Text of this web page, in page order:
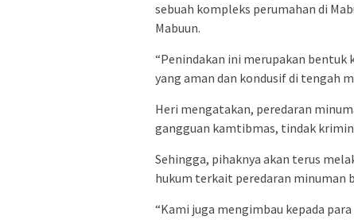
sebuah kompleks perumahan di
Mabuun.
“Penindakan ini merupakan
yang aman dan kondusif di tengah
Heri mengatakan, peredaran
gangguan kamtibmas, tindak
Sehingga, pihaknya akan terus
hukum terkait peredaran minuman
“Kami juga mengimbau kepada